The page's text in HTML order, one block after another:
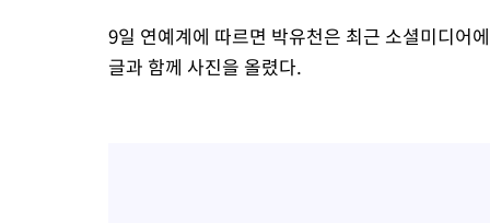
9일 연예계에 따르면 박유천은 최근 소셜미디어
글과 함께 사진을 올렸다.